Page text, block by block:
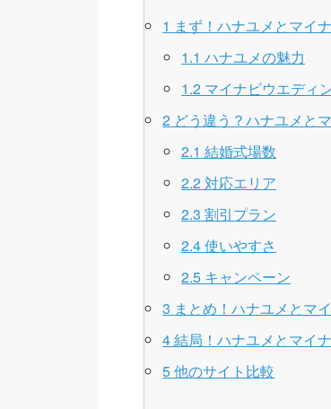
1 まず！ハナユメとマイ
1.1 ハナユメの魅力
1.2 マイナビウエディ
2 どう違う？ハナユメと
2.1 結婚式場数
2.2 対応エリア
2.3 割引プラン
2.4使いやすさ
2.5 キャンペーン
3 まとめ！ハナユメとマ
4結局！ハナユメとマイ
5他のサイト比較